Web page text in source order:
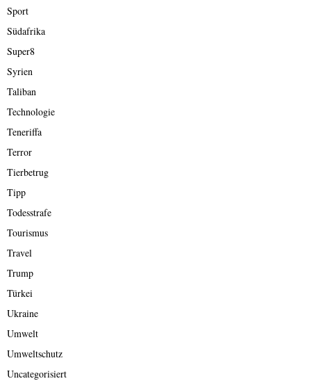
Sport
Südafrika
Super8
Syrien
Taliban
Technologie
Teneriffa
Terror
Tierbetrug
Tipp
Todesstrafe
Tourismus
Travel
Trump
Türkei
Ukraine
Umwelt
Umweltschutz
Uncategorisiert